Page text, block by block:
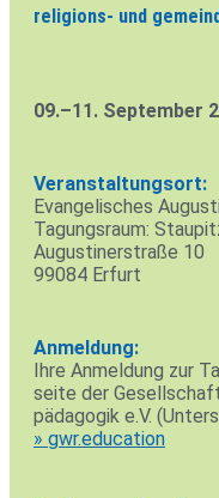
religions- und
09.–11. Sep­tember
Ver­an­stal­tungsort:
Evan­ge­li­sches
Tagungs­raum:
Augus­ti­ner­straße 10
99084 Erfurt
Anmel­dung:
Ihre Anmel­dung zur
seite der
päd­agogik e.V.
» gwr.education